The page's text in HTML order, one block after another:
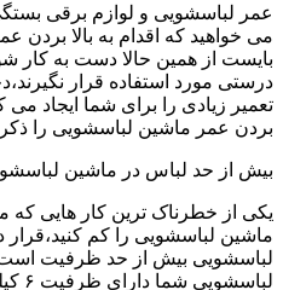
عمر لباسشویی و لوازم برقی
می خواهید که اقدام به بالا بردن
بایست از همین حالا دست به کار
درستی مورد استفاده قرار
بردن عمر ماشین لباسشویی را
بیش از حد لباس در ماشین
یکی از خطرناک ترین کار هایی که
ماشین لباسشویی را کم
لباسشویی بیش از حد ظرفیت